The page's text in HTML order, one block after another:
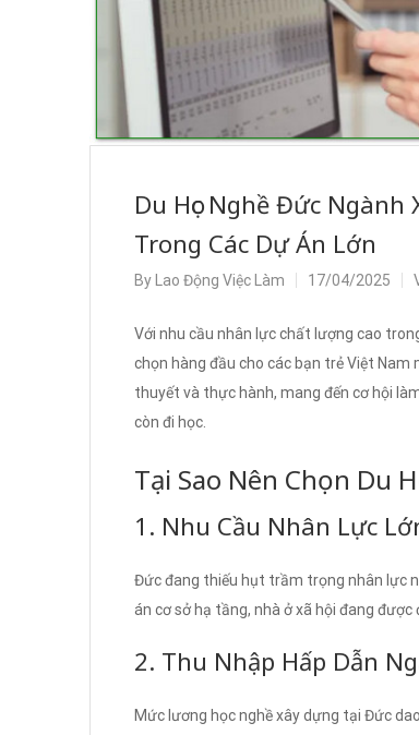
Du Học Nghề Đức
Trong Các Dự Án Lớn
By Lao Động Việc Làm 17/04/2025
Với nhu cầu nhân lực chất lượng cao
chọn hàng đầu cho các bạn trẻ Việt
thuyết và thực hành, mang đến cơ hội
còn đi học.
Tại Sao Nên Chọn Du
1. Nhu Cầu Nhân Lực
Đức đang thiếu hụt trầm trọng nhân lực
án cơ sở hạ tầng, nhà ở xã hội đang
2. Thu Nhập Hấp Dẫn
Mức lương học nghề xây dựng tại Đức